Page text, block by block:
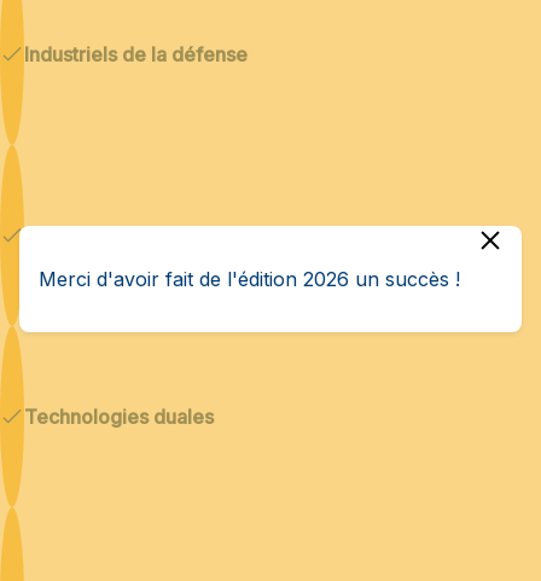
Industriels de la défense
Cybersécurité & IA
Technologies duales
Merci d'avoir fait de l'édition 2026 un succès !